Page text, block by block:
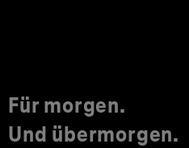
Für morgen.
Und übermorgen.